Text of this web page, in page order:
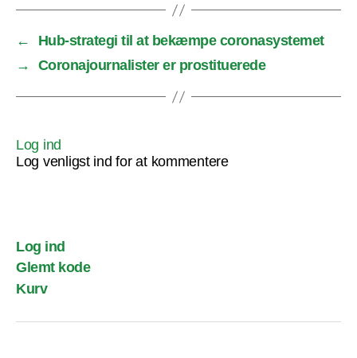
←
Hub-strategi til at bekæmpe coronasystemet
→
Coronajournalister er prostituerede
Log ind
Log venligst ind for at kommentere
Log ind
Glemt kode
Kurv